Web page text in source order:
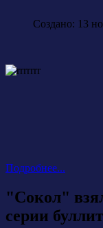
Создано: 13
Подробнее...
"Сокол"
серии